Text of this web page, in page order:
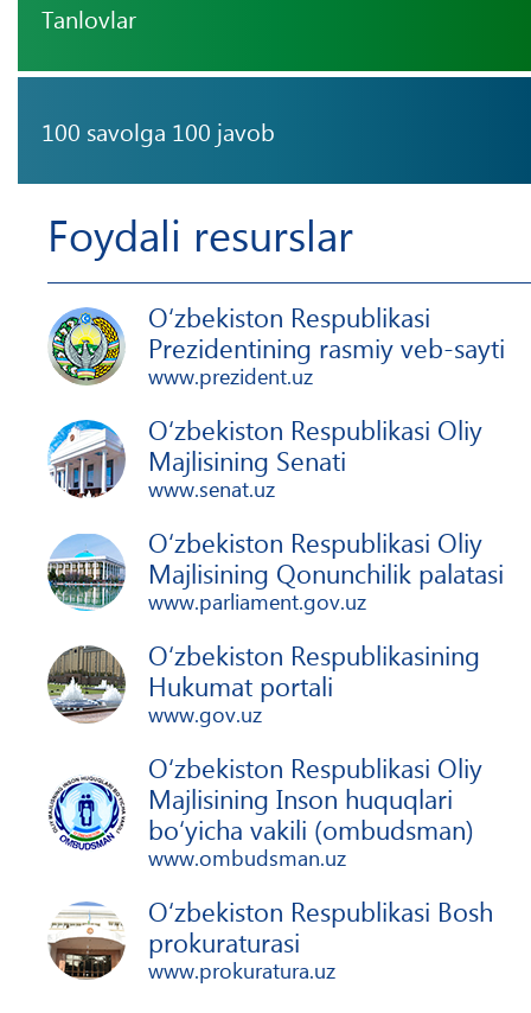
Tanlovlar
100 savolga 100 javob
Foydali resurslar
O‘zbekiston Respublikasi
Prezidentining rasmiy veb-sayti
www.prezident.uz
O‘zbekiston Respublikasi Oliy
Majlisining Senati
www.senat.uz
O‘zbekiston Respublikasi Oliy
Majlisining Qonunchilik palatasi
www.parliament.gov.uz
O‘zbekiston Respublikasining
Hukumat portali
www.gov.uz
O‘zbekiston Respublikasi Oliy
Majlisining Inson huquqlari
bo‘yicha vakili (ombudsman)
www.ombudsman.uz
O‘zbekiston Respublikasi Bosh
prokuraturasi
www.prokuratura.uz